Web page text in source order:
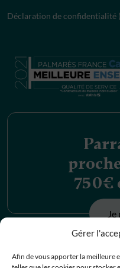
Gérer
Afin de vous apporter la meilleure
Déclaration de confidentialité
750€